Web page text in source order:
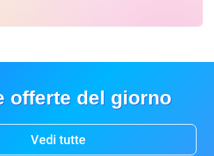
offerte del giorno
Vedi tutte